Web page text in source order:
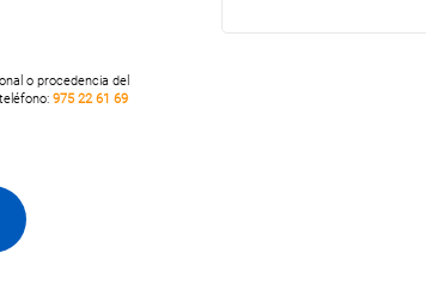
o procedencia del
975 22 61 69